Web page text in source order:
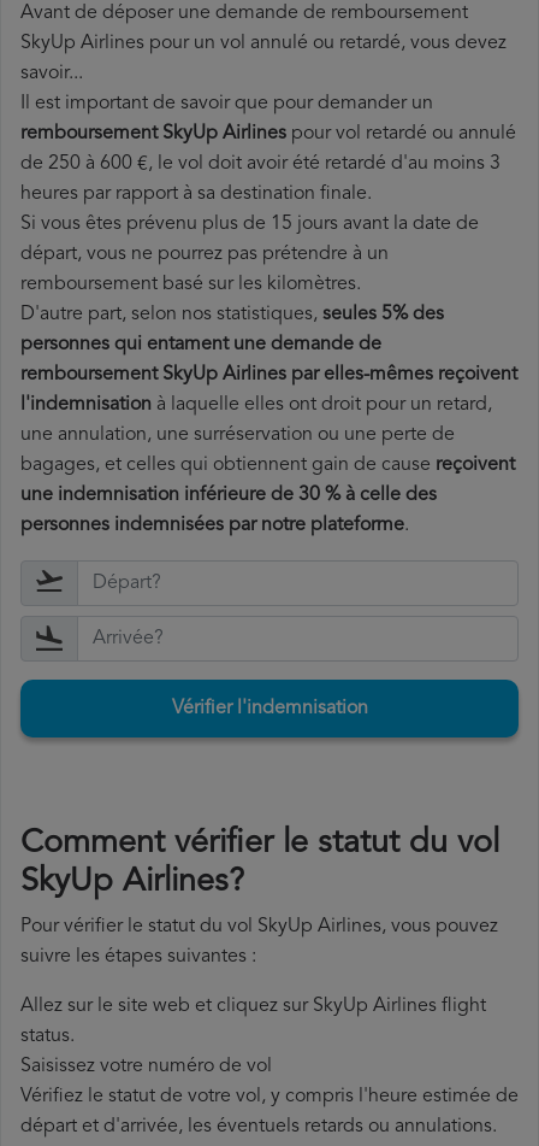
Avant de déposer une demande de remboursement
SkyUp Airlines pour un vol annulé ou retardé, vous devez
savoir...
Il est important de savoir que pour demander un
remboursement SkyUp Airlines pour vol retardé ou annulé
de 250 à 600 €, le vol doit avoir été retardé d'au moins 3
heures par rapport à sa destination finale.
Si vous êtes prévenu plus de 15 jours avant la date de
départ, vous ne pourrez pas prétendre à un
remboursement basé sur les kilomètres.
D'autre part, selon nos statistiques, seules 5% des
personnes qui entament une demande de
remboursement SkyUp Airlines par elles-mêmes reçoivent
l'indemnisation à laquelle elles ont droit pour un retard,
une annulation, une surréservation ou une perte de
bagages, et celles qui obtiennent gain de cause reçoivent
une indemnisation inférieure de 30 % à celle des
personnes indemnisées par notre plateforme.
Vérifier l'indemnisation
Comment vérifier le statut du vol
SkyUp Airlines?
Pour vérifier le statut du vol SkyUp Airlines, vous pouvez
suivre les étapes suivantes :
Allez sur le site web et cliquez sur SkyUp Airlines flight
status.
Saisissez votre numéro de vol
Vérifiez le statut de votre vol, y compris l'heure estimée de
départ et d'arrivée, les éventuels retards ou annulations.